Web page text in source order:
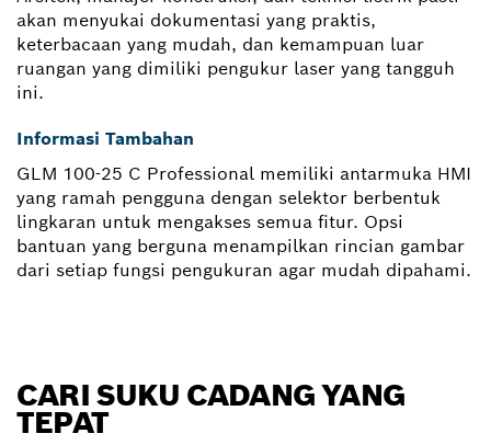
akan menyukai dokumentasi yang praktis,
keterbacaan yang mudah, dan kemampuan luar
ruangan yang dimiliki pengukur laser yang tangguh
ini.
Informasi Tambahan
GLM 100-25 C Professional memiliki antarmuka HMI
yang ramah pengguna dengan selektor berbentuk
lingkaran untuk mengakses semua fitur. Opsi
bantuan yang berguna menampilkan rincian gambar
dari setiap fungsi pengukuran agar mudah dipahami.
CARI SUKU CADANG YANG
TEPAT